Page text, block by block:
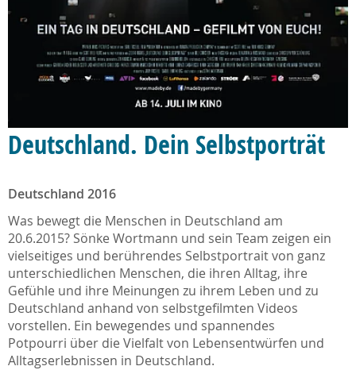
Deutschland. Dein Selbstporträt
Deutschland 2016
Was bewegt die Menschen in Deutschland am
20.6.2015? Sönke Wortmann und sein Team zeigen ein
vielseitiges und berührendes Selbstportrait von ganz
unterschiedlichen Menschen, die ihren Alltag, ihre
Gefühle und ihre Meinungen zu ihrem Leben und zu
Deutschland anhand von selbstgefilmten Videos
vorstellen. Ein bewegendes und spannendes
Potpourri über die Vielfalt von Lebensentwürfen und
Alltagserlebnissen in Deutschland.